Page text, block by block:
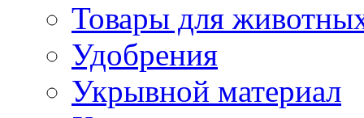
Товары для
Удобрения
Укрывной материал